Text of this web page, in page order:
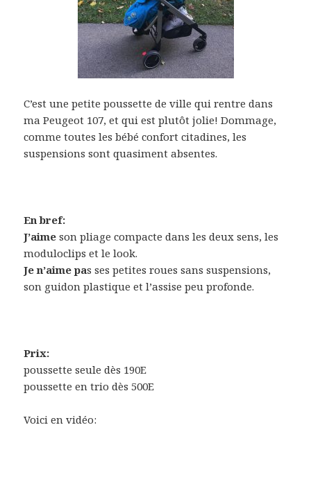
C’est une petite poussette de ville qui rentre dans
ma Peugeot 107, et qui est plutôt jolie! Dommage,
comme toutes les bébé confort citadines, les
suspensions sont quasiment absentes.
En bref:
J’aime son pliage compacte dans les deux sens, les
moduloclips et le look.
Je n’aime pas ses petites roues sans suspensions,
son guidon plastique et l’assise peu profonde.
Prix:
poussette seule dès 190E
poussette en trio dès 500E
Voici en vidéo: